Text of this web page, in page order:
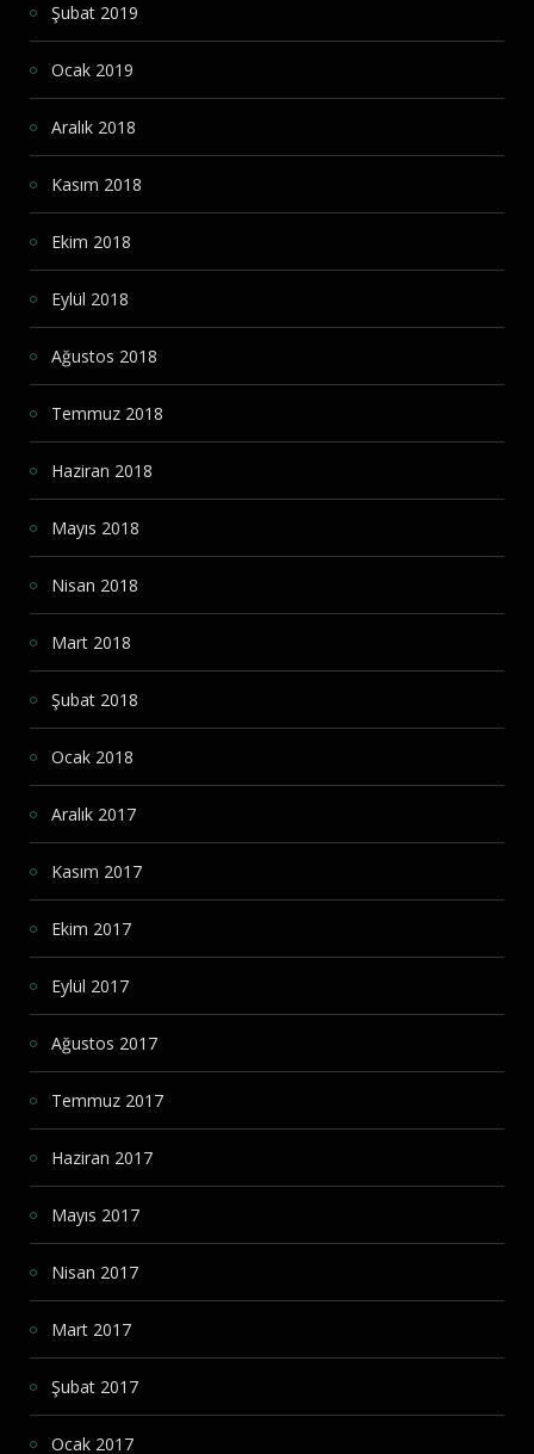
Şubat 2019
Ocak 2019
Aralık 2018
Kasım 2018
Ekim 2018
Eylül 2018
Ağustos 2018
Temmuz 2018
Haziran 2018
Mayıs 2018
Nisan 2018
Mart 2018
Şubat 2018
Ocak 2018
Aralık 2017
Kasım 2017
Ekim 2017
Eylül 2017
Ağustos 2017
Temmuz 2017
Haziran 2017
Mayıs 2017
Nisan 2017
Mart 2017
Şubat 2017
Ocak 2017